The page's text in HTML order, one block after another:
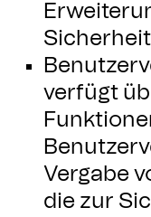
verfügt
Vergabe
die zur